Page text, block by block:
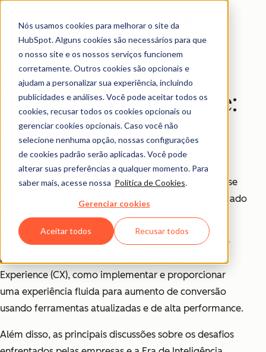
Nós usamos cookies para melhorar o site da
HubSpot. Alguns cookies são necessários para que
o nosso site e os nossos serviços funcionem
corretamente. Outros cookies são opcionais e
ajudam a personalizar sua experiência, incluindo
publicidades e análises. Você pode aceitar todos os
cookies, recusar todos os cookies opcionais ou
gerenciar cookies opcionais. Caso você não
selecione nenhuma opção, nossas configurações
de cookies padrão serão aplicadas. Você pode
alterar suas preferências a qualquer momento. Para
saber mais, acesse nossa Política de Cookies.
Gerenciar cookies
Aceitar todos Recusar todos
Download gratuito
Guia Completo de
Customer Experience:
Da conversão ao
Customer Success
As duas empresas líderes em experiência do cliente se
reuniram para contar sobre as perspectivas do mercado
para 2025 de Customer Experience.
Neste guia, você encontrará as melhores práticas de
personalização, pesquisa de mercado de Customer
Experience (CX), como implementar e proporcionar
uma experiência fluida para aumento de conversão
usando ferramentas atualizadas e de alta performance.
Além disso, as principais discussões sobre os desafios